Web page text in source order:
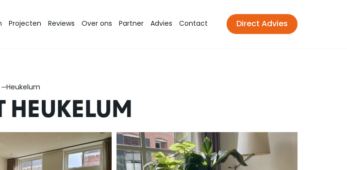
Projecten Reviews Over ons Partner Advies Contact Direct Advies
Heukelum
HEUKELUM